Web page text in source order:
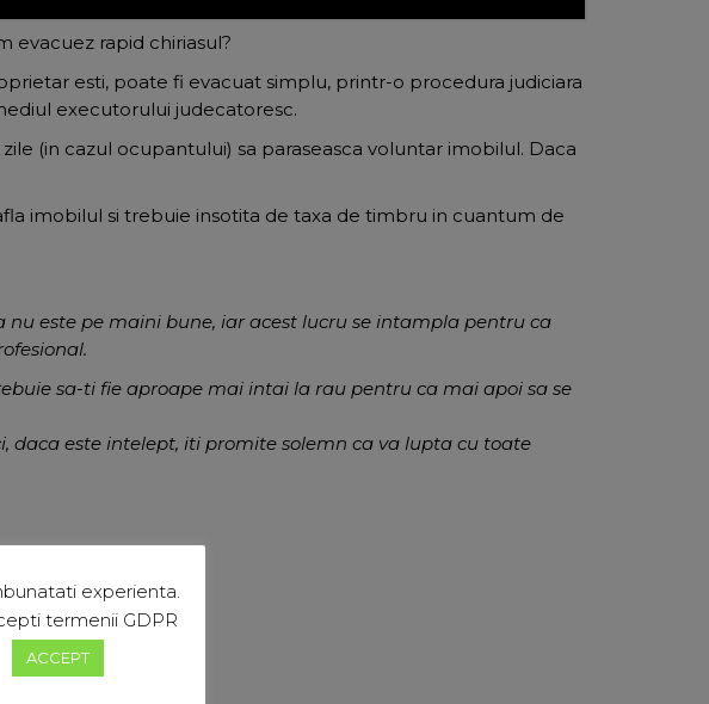
evacuez rapid chiriasul?
esti, poate fi evacuat simplu, printr-o procedura judiciara
executorului judecatoresc.
(in cazul ocupantului) sa paraseasca voluntar imobilul. Daca
imobilul si trebuie insotita de taxa de timbru in cuantum de
este pe maini bune, iar acest lucru se intampla pentru ca
sa-ti fie aproape mai intai la rau pentru ca mai apoi sa se
este intelept, iti promite solemn ca va lupta cu toate
experienta.
termenii GDPR
ACCEPT